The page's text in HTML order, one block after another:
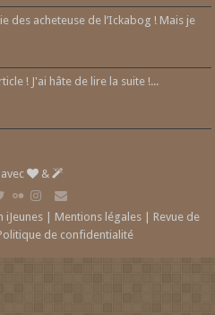
des acheteuse de l’Ickabog ! Mais je
! J'ai hâte de lire la suite !...
&
iJeunes | Mentions légales | Revue de
de confidentialité